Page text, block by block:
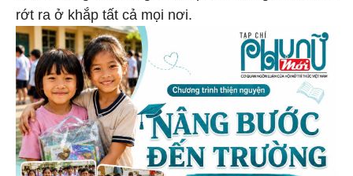
rớt ra ở khắp tất cả mọi nơi.